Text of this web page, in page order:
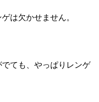
は欠かせません。
ても、やっぱりレンゲ